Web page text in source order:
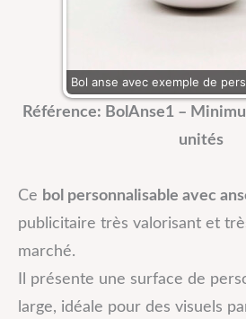
Bol anse avec exemple de
Référence: BolAnse1 –
unités
Ce bol personnalisable avec
publicitaire très valorisant et
marché.
Il présente une surface de
large, idéale pour des visuels